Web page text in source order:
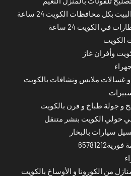
بكل محافظات الكويت 24 ساعة
في الكويت 24 ساعة
الكويت
وأفران غاز
غسالات ملابس ونشافات بالكويت
و جولة طباخ و فرن بالكويت
حولي الكويت بنشر متنقل
سيارات بالبخار
من الكورونا و الأوساخ بالكويت